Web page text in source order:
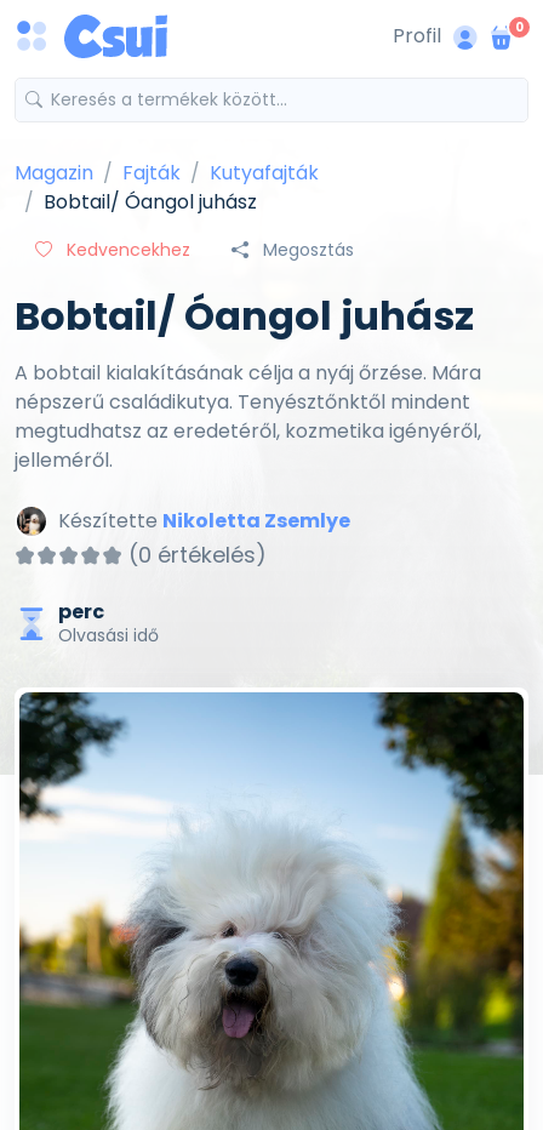
Profil 0
Magazin Fajták
Kutyafajták
Bobtail/ Óangol juhász
Kedvencekhez Megosztás
Bobtail/ Óangol juhász
A bobtail kialakításának célja a nyáj őrzése. Mára
népszerű családikutya. Tenyésztőnktől mindent
megtudhatsz az eredetéről, kozmetika igényéről,
jelleméről.
Készítette Nikoletta Zsemlye
(0 értékelés)
perc
Olvasási idő